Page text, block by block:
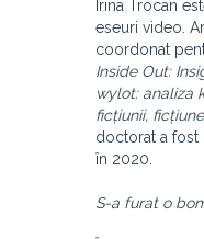
Irina Trocan
eseuri video.
coordonat
Inside Out:
wylot: analiza
ficțiunii,
doctorat a fost
în 2020.
S-a furat o